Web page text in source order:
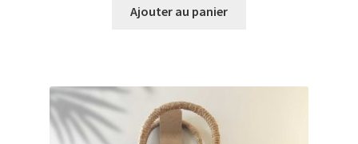
initial
actuel
Ajouter au panier